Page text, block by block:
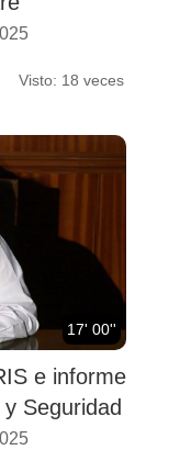
Visto: 18 veces
17' 00''
e informe
Seguridad